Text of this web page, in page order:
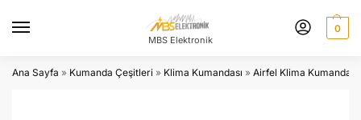
MBS Elektronik
0
Ana Sayfa » Kumanda Çeşitleri » Klima Kumandası » Airfel Klima Kumandası